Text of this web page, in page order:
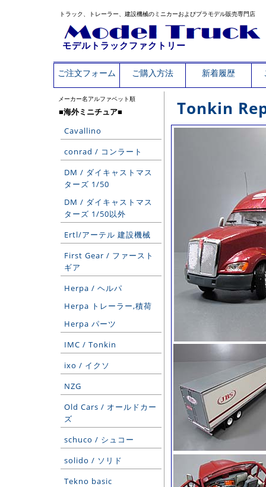
トラック、トレーラー、建設機械のミニカーおよびプラモデル販売専門店
モデルトラックファクトリー
ご注文フォーム ご購入方法 新着履歴
メーカー名アルファベット順
■海外ミニチュア■
Cavallino
conrad / コンラート
DM / ダイキャストマス
ターズ 1/50
DM / ダイキャストマス
ターズ 1/50以外
Ertl/アーテル 建設機械
First Gear / ファースト
ギア
Herpa / ヘルパ
Herpa トレーラー,積荷
Herpa パーツ
IMC / Tonkin
ixo / イクソ
NZG
Old Cars / オールドカー
ズ
schuco / シュコー
solido / ソリド
Tekno basic
Tonkin